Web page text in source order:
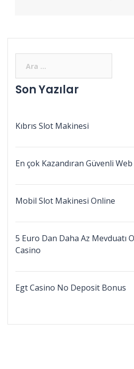
Son Yazılar
Kıbrıs Slot Makinesi
En çok Kazandıran Güvenli
Mobil Slot Makinesi Online
5 Euro Dan Daha Az Mevduatı
Casino
Egt Casino No Deposit Bonus